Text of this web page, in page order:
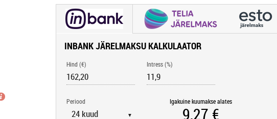
INBANK JÄRELMAKSU KALKULAATOR
Hind (€) Intress (%)
Periood
▼
Igakuine kuumakse alates